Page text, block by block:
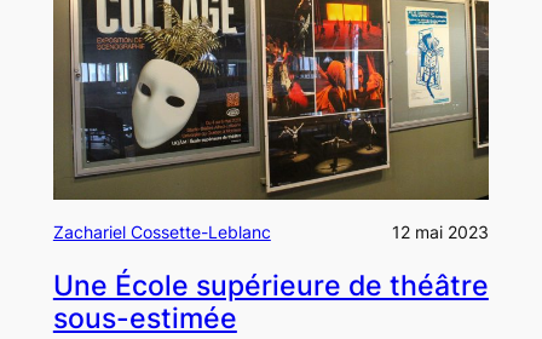
Zachariel Cossette-Leblanc 12 mai 2023
Une École supérieure de théâtre
sous-estimée